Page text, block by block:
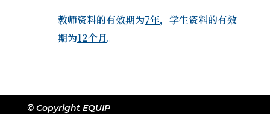
教师资料的有效期为7年，学生资料的有效
期为12个月。
© Copyright EQUIP